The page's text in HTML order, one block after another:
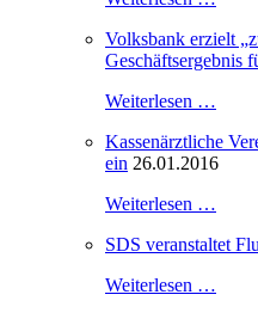
Volksbank erzielt
Geschäftsergebnis
Weiterlesen …
Kassenärztliche
ein 26.01.2016
Weiterlesen …
SDS veranstaltet
Weiterlesen …